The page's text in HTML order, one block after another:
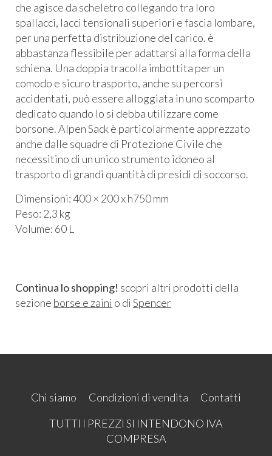
che agisce da scheletro collegando tra loro
spallacci, lacci tensionali superiori e fascia lombare,
per una perfetta distribuzione del carico. è
abbastanza flessibile per adattarsi alla forma della
schiena. Una doppia tracolla imbottita per un
comodo e sicuro trasporto, anche su percorsi
accidentati, può essere alloggiata in uno scomparto
dedicato quando lo si debba utilizzare come
borsone. Alpen Sack è particolarmente apprezzato
anche dalle squadre di Protezione Civile che
necessitino di un unico strumento idoneo al
trasporto di grandi quantità di presidi di soccorso.
Dimensioni: 400 × 200 x h750 mm
Peso: 2,3 kg
Volume: 60 L
Continua lo shopping! scopri altri prodotti della
sezione borse e zaini o di Spencer
Chi siamo Condizioni di vendita
Contatti
TUTTI I PREZZI SI INTENDONO IVA
COMPRESA